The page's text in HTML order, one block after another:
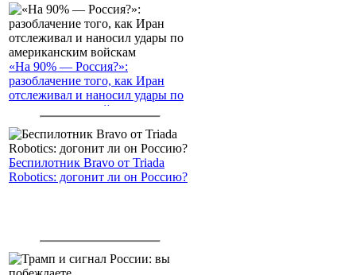
«На 90% — Россия?»:
разоблачение того, как Иран
отслеживал и наносил удары по
американским войскам
Беспилотник Bravo от Triada
Robotics: догонит ли он Россию?